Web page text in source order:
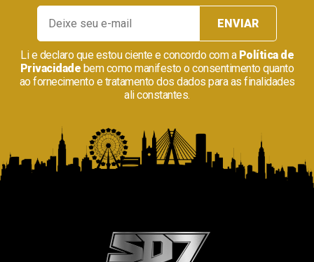
Li e declaro que estou ciente e concordo com a Política de
Privacidade bem como manifesto o consentimento quanto
ao fornecimento e tratamento dos dados para as finalidades
ali constantes.